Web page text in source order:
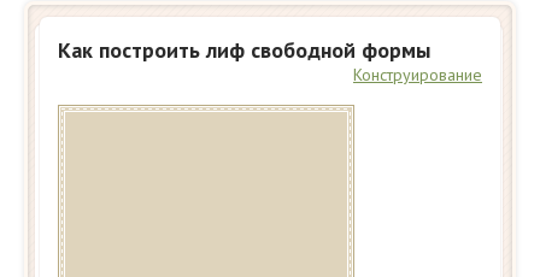
Как построить лиф свободной формы
Конструирование